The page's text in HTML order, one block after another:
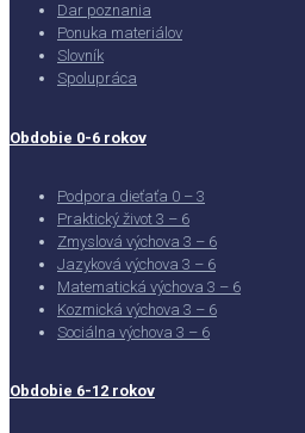
Dar poznania
Ponuka materiálov
Slovník
Spolupráca
Obdobie 0-6 rokov
Podpora dieťaťa 0 – 3
Praktický život 3 – 6
Zmyslová výchova 3 – 6
Jazyková výchova 3 – 6
Matematická výchova 3 – 6
Kozmická výchova 3 – 6
Sociálna výchova 3 – 6
Obdobie 6-12 rokov